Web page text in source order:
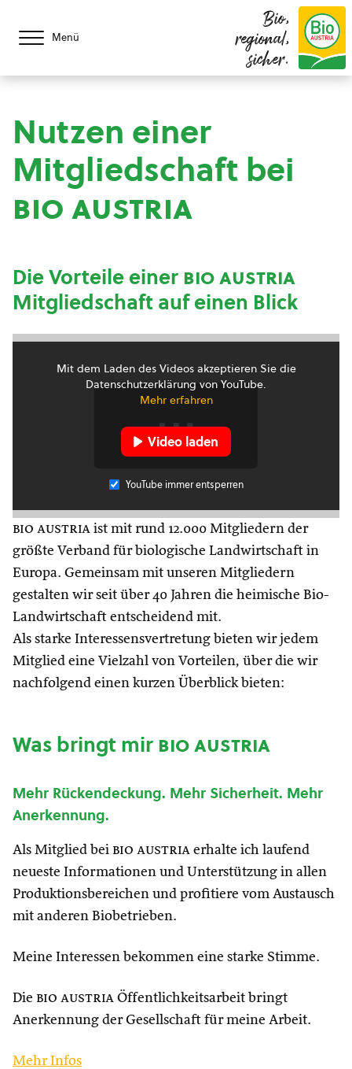
Menü
Bio,
regional,
sicher.
Nutzen einer
Mitgliedschaft bei
bio austria
Die Vorteile einerbio austria
Mitgliedschaft auf einen Blick
Mit dem Laden des Videos akzeptieren Sie die
Datenschutzerklärung von YouTube.
Mehr erfahren
Video laden
YouTube immer entsperren
bio austria ist mit rund 12.000 Mitgliedern der
größte Verband für biologische Landwirtschaft in
Europa. Gemeinsam mit unseren Mitgliedern
gestalten wir seit über 40 Jahren die heimische Bio-
Landwirtschaft entscheidend mit.
Als starke Interessensvertretung bieten wir jedem
Mitglied eine Vielzahl von Vorteilen, über die wir
nachfolgend einen kurzen Überblick bieten:
Was bringt mirbio austria
Mehr Rückendeckung. Mehr Sicherheit. Mehr
Anerkennung.
Als Mitglied bei bio austria erhalte ich laufend
neueste Informationen und Unterstützung in allen
Produktionsbereichen und profitiere vom Austausch
mit anderen Biobetrieben.
Meine Interessen bekommen eine starke Stimme.
Die bio austria Öffentlichkeitsarbeit bringt
Anerkennung der Gesellschaft für meine Arbeit.
Mehr Infos